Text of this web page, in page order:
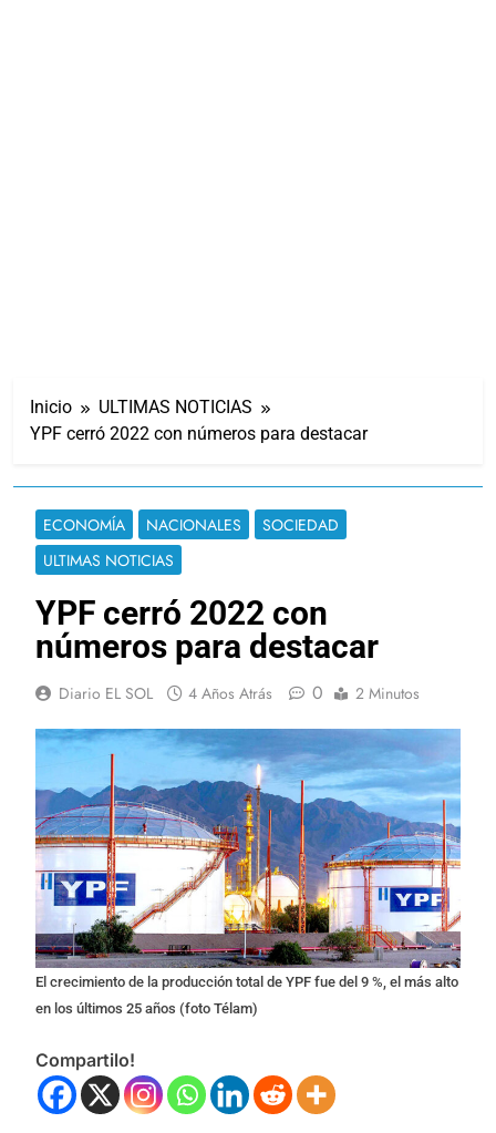
Inicio
ULTIMAS NOTICIAS
YPF cerró 2022 con números para destacar
ECONOMÍA NACIONALES
SOCIEDAD
ULTIMAS NOTICIAS
YPF cerró 2022 con
números para destacar
Diario EL SOL 4 Años Atrás 0 2 Minutos
El crecimiento de la producción total de YPF fue del 9 %, el más alto
en los últimos 25 años (foto Télam)
Compartilo!